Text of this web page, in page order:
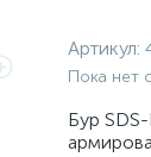
Артикул:
Пока нет
Бур